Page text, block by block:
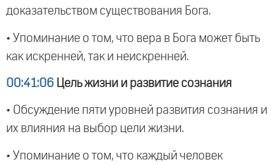
доказательством существования Бога.
• Упоминание о том, что вера в Бога может быть
как искренней, так и неискренней.
00:41:06 Цель жизни и развитие сознания
• Обсуждение пяти уровней развития сознания и
их влияния на выбор цели жизни.
• Упоминание о том, что каждый человек